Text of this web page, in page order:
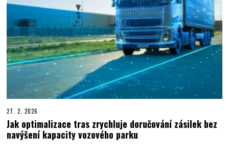
27. 2. 2026
Jak optimalizace tras zrychluje doručování zásilek bez
navýšení kapacity vozového parku